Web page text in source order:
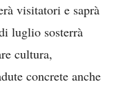
visitatori e saprà
luglio sosterrà
cultura,
concrete anche